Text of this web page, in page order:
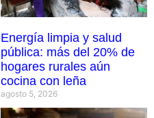
Energía limpia y salud
pública: más del 20% de
hogares rurales aún
cocina con leña
agosto 5, 2026